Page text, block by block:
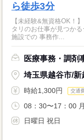
ら徒歩3分
【未経験&無資格OK！
タリのお仕事が見つかる★ ◇お仕事内容◇ 病院やクリニック
施設での 事務作...
医療事務・調剤
埼玉県越谷市/新
時給1,300円 交通
08：30〜17：00
日曜日 祝日